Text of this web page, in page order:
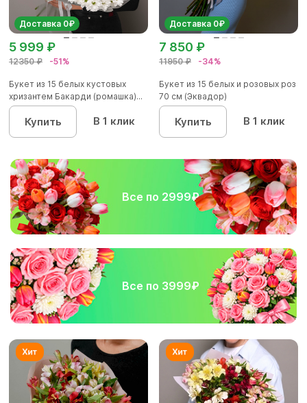
Доставка 0₽
12350 ₽ -51%
5 999 ₽
Букет из 15 белых кустовых
хризантем Бакарди (ромашка)...
Купить В 1 клик
Доставка 0₽
11950 ₽ -34%
7 850 ₽
Букет из 15 белых и розовых роз
70 см (Эквадор)
Купить В 1 клик
Все по 2999₽
Все по 3999₽